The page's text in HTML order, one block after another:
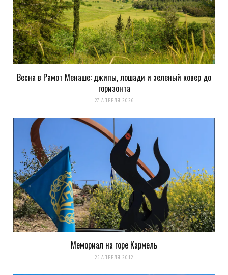
Весна в Рамот Менаше: джипы, лошади и зеленый ковер до
горизонта
27 АПРЕЛЯ 2026
Мемориал на горе Кармель
25 АПРЕЛЯ 2012